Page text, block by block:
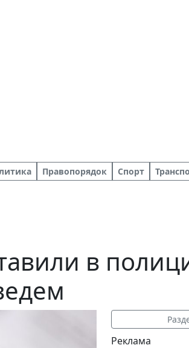
Правопорядок Спорт
в
Реклама